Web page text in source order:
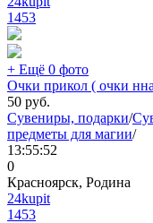
1453
+ Ещё 0 фото
Очки прикол ( очки
50 руб.
Сувениры, подарки/
предметы для магии/
13:55:52
0
Красноярск, Родина
24kupit
1453